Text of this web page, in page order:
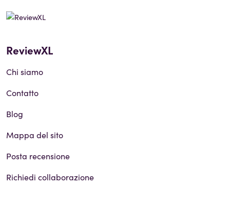
ReviewXL
Chi siamo
Contatto
Blog
Mappa del sito
Posta recensione
Richiedi collaborazione